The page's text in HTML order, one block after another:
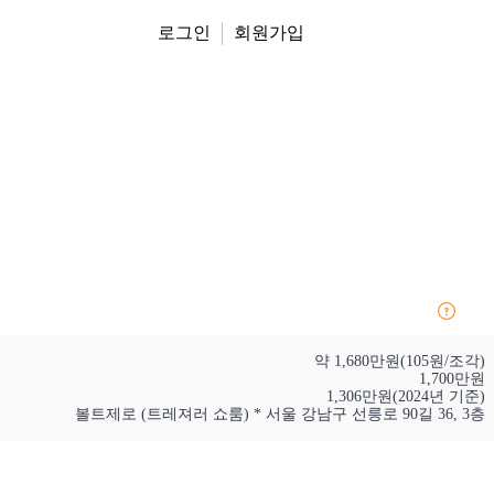
로그인 회원가입
약 1,680만원(105원/조각)
1,700만원
1,306만원(2024년 기준)
볼트제로 (트레져러 쇼룸) * 서울 강남구 선릉로 90길 36, 3층